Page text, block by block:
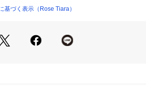
グを調整することで、シルエットの変化
基づく表示（Rose Tiara）